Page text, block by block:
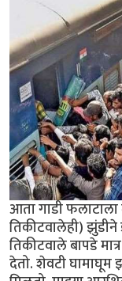
आता गाडी फलाटाला
तिकीटवालेही)
तिकीटवाले बापडे
देतो. शेवटी घामाघूम